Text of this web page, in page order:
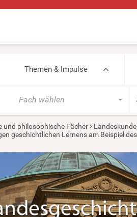
Themen & Impulse
Fach wählen
philosophische Fächer
geschichtlichen Lernens am Beispiel